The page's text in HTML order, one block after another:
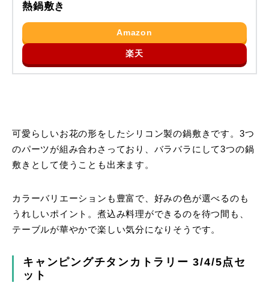
熱鍋敷き
Amazon
楽天
可愛らしいお花の形をしたシリコン製の鍋敷きです。3つ
のパーツが組み合わさっており、バラバラにして3つの鍋
敷きとして使うことも出来ます。
カラーバリエーションも豊富で、好みの色が選べるのも
うれしいポイント。煮込み料理ができるのを待つ間も、
テーブルが華やかで楽しい気分になりそうです。
キャンピングチタンカトラリー 3/4/5点セ
ット